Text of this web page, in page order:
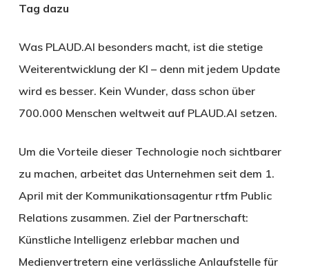
Tag dazu
Was PLAUD.AI besonders macht, ist die stetige
Weiterentwicklung der KI – denn mit jedem Update
wird es besser. Kein Wunder, dass schon über
700.000 Menschen weltweit auf PLAUD.AI setzen.
Um die Vorteile dieser Technologie noch sichtbarer
zu machen, arbeitet das Unternehmen seit dem 1.
April mit der Kommunikationsagentur rtfm Public
Relations zusammen. Ziel der Partnerschaft:
Künstliche Intelligenz erlebbar machen und
Medienvertretern eine verlässliche Anlaufstelle für